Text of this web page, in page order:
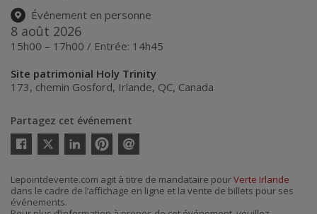
Événement en personne
8 août 2026
15h00 – 17h00 / Entrée: 14h45
Site patrimonial Holy Trinity
173, chemin Gosford, Irlande, QC, Canada
Partagez cet événement
Twitter
courriel
Lepointdevente.com agit à titre de mandataire pourVerte Irlande
dans le cadre de l’affichage en ligne et la vente de billets pour ses
événements.